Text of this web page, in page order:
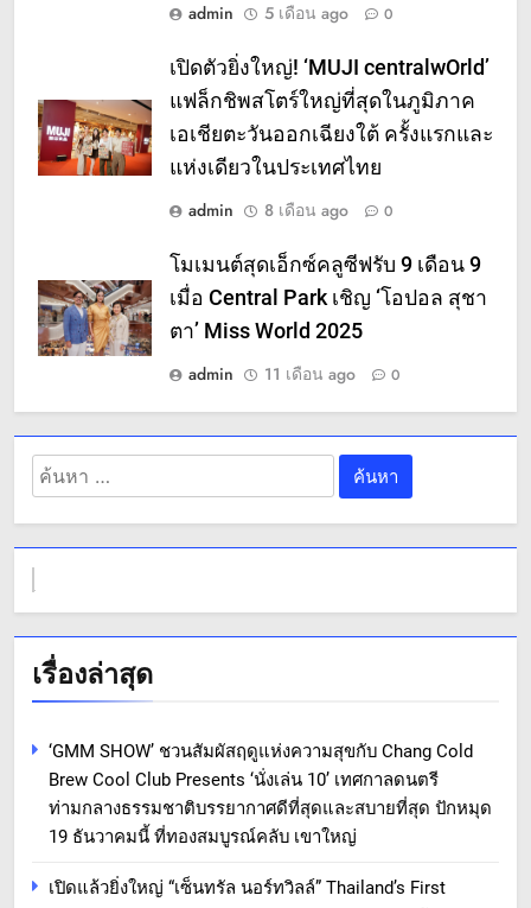
admin
5 เดือน ago 0
เปิดตัวยิ่งใหญ่! ‘MUJI centralwOrld’
แฟล็กชิพสโตร์ใหญ่ที่สุดในภูมิภาค
เอเชียตะวันออกเฉียงใต้ ครั้งแรกและ
แห่งเดียวในประเทศไทย
admin
8 เดือน ago 0
โมเมนต์สุดเอ็กซ์คลูซีฟรับ 9 เดือน 9
เมื่อ Central Park เชิญ ‘โอปอล สุชา
ตา’ Miss World 2025
admin
11 เดือน ago 0
ค้นหา
สำหรับ:
เรื่องล่าสุด
‘GMM SHOW’ ชวนสัมผัสฤดูแห่งความสุขกับ Chang Cold
Brew Cool Club Presents ‘นั่งเล่น 10’ เทศกาลดนตรี
ท่ามกลางธรรมชาติบรรยากาศดีที่สุดและสบายที่สุด ปักหมุด
19 ธันวาคมนี้ ที่ทองสมบูรณ์คลับ เขาใหญ่
เปิดแล้วยิ่งใหญ่ “เซ็นทรัล นอร์ทวิลล์” Thailand’s First